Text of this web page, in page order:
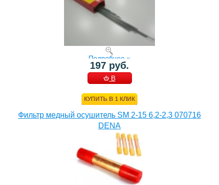
Подробнее »
197 руб.
В
КУПИТЬ В 1 КЛИК
Фильтр медный осушитель SM 2-15 6,2-2,3 070716
DENA